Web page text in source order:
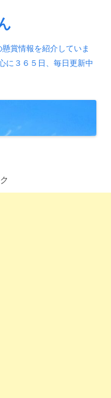
賞情報を紹介していま
に３６５日、毎日更新中